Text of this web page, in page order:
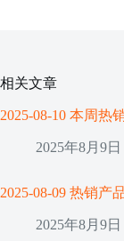
相关文章
2025-08-10 本周热
2025年8月9日
2025-08-09 热销产
2025年8月9日